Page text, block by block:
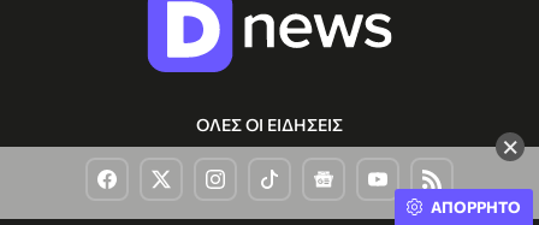
×
ΟΛΕΣ ΟΙ ΕΙΔΗΣΕΙΣ
ΑΠΟΡΡΗΤΟ